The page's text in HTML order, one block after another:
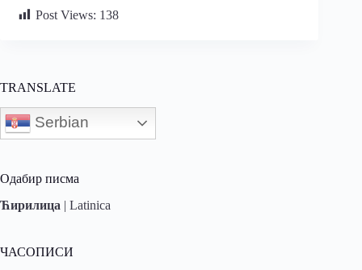
Post Views: 138
TRANSLATE
Serbian
Одабир писма
Ћирилица | Latinica
ЧАСОПИСИ